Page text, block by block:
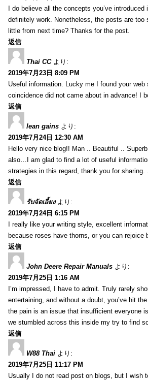
I do believe all the concepts you’ve
definitely work. Nonetheless, the posts are
little from next time? Thanks for the post.
返信
Thai CC より:
2019年7月23日 8:09 PM
Useful information. Lucky me I found your
coincidence did not came about in advance! I
返信
lean gains より:
2019年7月24日 12:30 AM
Hello very nice blog!! Man .. Beautiful ..
also…I am glad to find a lot of useful
strategies in this regard, thank you for sharing.
返信
รับจัดเลี้ยง より:
2019年7月24日 6:15 PM
I really like your writing style, excellent
because roses have thorns, or you can rejoice
返信
John Deere Repair Manuals より:
2019年7月25日 1:16 AM
I’m impressed, I have to admit. Truly rarely
entertaining, and without a doubt, you’ve hit
the pain is an issue that insufficient everyone
we stumbled across this inside my try to find
返信
W88 Thai より:
2019年7月25日 11:17 PM
Usually I do not read post on blogs, but I wish